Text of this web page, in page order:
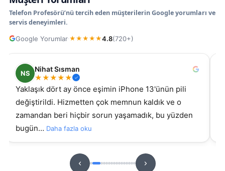
Telefon Profesörü’nü tercih eden müşterilerin Google yorumları ve
servis deneyimleri.
Google Yorumlar·★ ★ ★ ★ ★4.8(720+)
NS
Nihat Sısman
★★★★★
Yaklaşık dört ay önce eşimin iPhone 13'ünün pili
değiştirildi. Hizmetten çok memnun kaldık ve o
zamandan beri hiçbir sorun yaşamadık, bu yüzden
bugün… Daha fazla oku